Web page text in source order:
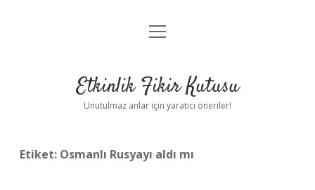
Anasayfa
Yasal Uyarı
menüyü
Etkinlik Fikir Kutusu
Unutulmaz anlar için yaratıcı öneriler!
Etiket: Osmanlı Rusyayı aldı mı